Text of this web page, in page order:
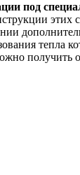
под
этих
тепла
получить